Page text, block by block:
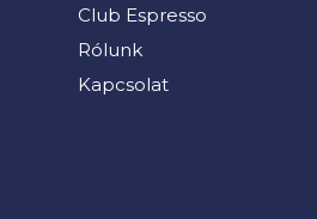
Club Espresso
Rólunk
Kapcsolat